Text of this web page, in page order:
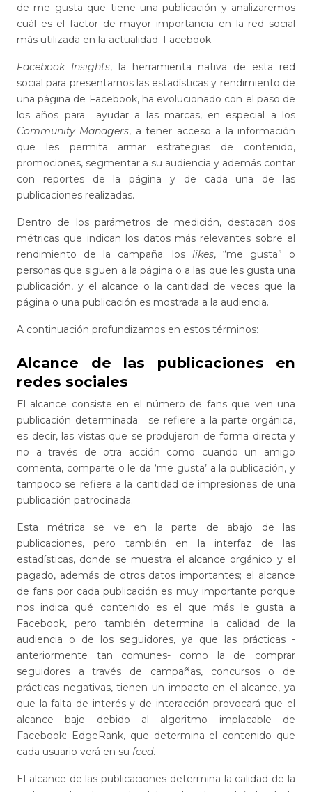
de me gusta que tiene una publicación y analizaremos
cuál es el factor de mayor importancia en la red social
más utilizada en la actualidad: Facebook.
Facebook Insights, la herramienta nativa de esta red
social para presentarnos las estadísticas y rendimiento de
una página de Facebook, ha evolucionado con el paso de
los años para ayudar a las marcas, en especial a los
Community Managers, a tener acceso a la información
que les permita armar estrategias de contenido,
promociones, segmentar a su audiencia y además contar
con reportes de la página y de cada una de las
publicaciones realizadas.
Dentro de los parámetros de medición, destacan dos
métricas que indican los datos más relevantes sobre el
rendimiento de la campaña: los likes, “me gusta” o
personas que siguen a la página o a las que les gusta una
publicación, y el alcance o la cantidad de veces que la
página o una publicación es mostrada a la audiencia.
A continuación profundizamos en estos términos:
Alcance de las publicaciones en
redes sociales
El alcance consiste en el número de fans que ven una
publicación determinada; se refiere a la parte orgánica,
es decir, las vistas que se produjeron de forma directa y
no a través de otra acción como cuando un amigo
comenta, comparte o le da ‘me gusta’ a la publicación, y
tampoco se refiere a la cantidad de impresiones de una
publicación patrocinada.
Esta métrica se ve en la parte de abajo de las
publicaciones, pero también en la interfaz de las
estadísticas, donde se muestra el alcance orgánico y el
pagado, además de otros datos importantes; el alcance
de fans por cada publicación es muy importante porque
nos indica qué contenido es el que más le gusta a
Facebook, pero también determina la calidad de la
audiencia o de los seguidores, ya que las prácticas -
anteriormente tan comunes- como la de comprar
seguidores a través de campañas, concursos o de
prácticas negativas, tienen un impacto en el alcance, ya
que la falta de interés y de interacción provocará que el
alcance baje debido al algoritmo implacable de
Facebook: EdgeRank, que determina el contenido que
cada usuario verá en su feed.
El alcance de las publicaciones determina la calidad de la